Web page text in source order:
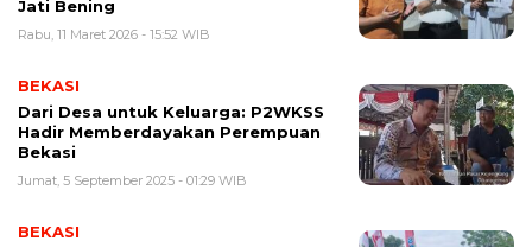
Jati Bening
Rabu, 11 Maret 2026 - 15:52 WIB
BEKASI
Dari Desa untuk Keluarga: P2WKSS
Hadir Memberdayakan Perempuan
Bekasi
Jumat, 5 September 2025 - 01:29 WIB
BEKASI